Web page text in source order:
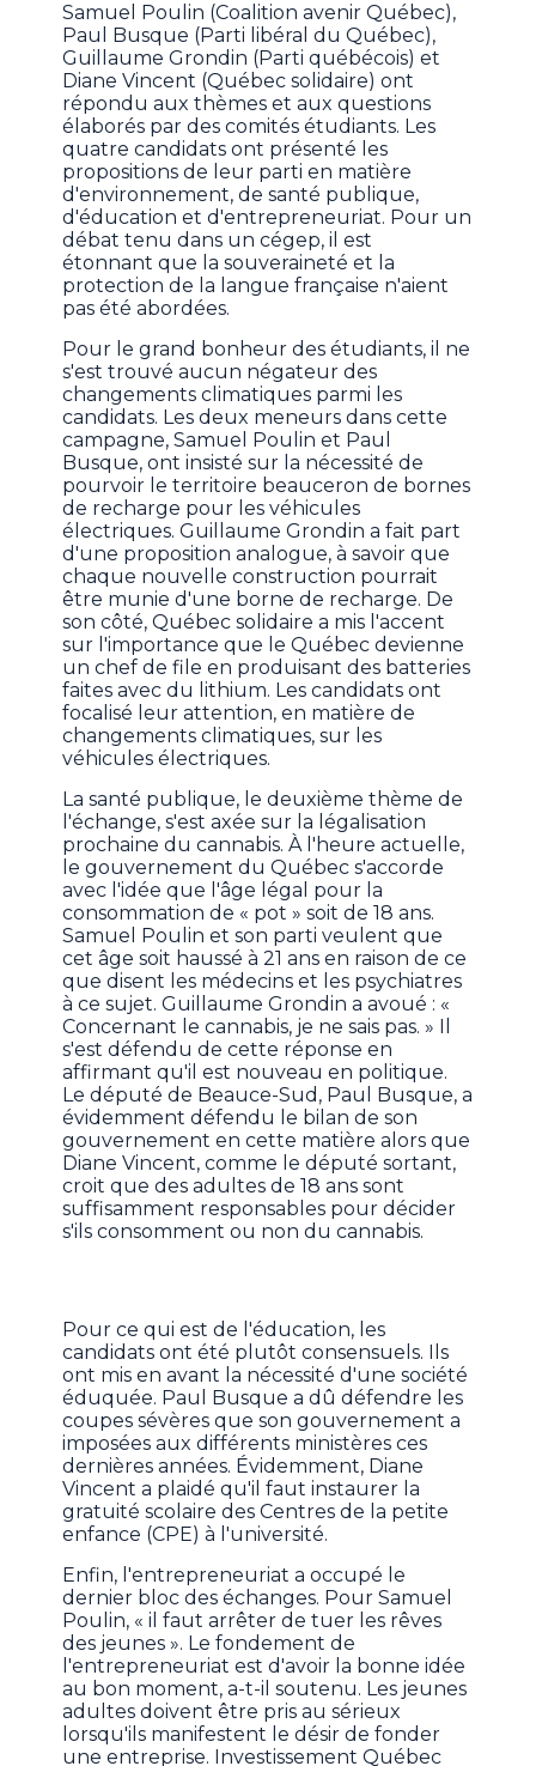
Samuel Poulin (Coalition avenir Québec),
Paul Busque (Parti libéral du Québec),
Guillaume Grondin (Parti québécois) et
Diane Vincent (Québec solidaire) ont
répondu aux thèmes et aux questions
élaborés par des comités étudiants. Les
quatre candidats ont présenté les
propositions de leur parti en matière
d'environnement, de santé publique,
d'éducation et d'entrepreneuriat. Pour un
débat tenu dans un cégep, il est
étonnant que la souveraineté et la
protection de la langue française n'aient
pas été abordées.
Pour le grand bonheur des étudiants, il ne
s'est trouvé aucun négateur des
changements climatiques parmi les
candidats. Les deux meneurs dans cette
campagne, Samuel Poulin et Paul
Busque, ont insisté sur la nécessité de
pourvoir le territoire beauceron de bornes
de recharge pour les véhicules
électriques. Guillaume Grondin a fait part
d'une proposition analogue, à savoir que
chaque nouvelle construction pourrait
être munie d'une borne de recharge. De
son côté, Québec solidaire a mis l'accent
sur l'importance que le Québec devienne
un chef de file en produisant des batteries
faites avec du lithium. Les candidats ont
focalisé leur attention, en matière de
changements climatiques, sur les
véhicules électriques.
La santé publique, le deuxième thème de
l'échange, s'est axée sur la légalisation
prochaine du cannabis. À l'heure actuelle,
le gouvernement du Québec s'accorde
avec l'idée que l'âge légal pour la
consommation de « pot » soit de 18 ans.
Samuel Poulin et son parti veulent que
cet âge soit haussé à 21 ans en raison de ce
que disent les médecins et les psychiatres
à ce sujet. Guillaume Grondin a avoué : «
Concernant le cannabis, je ne sais pas. » Il
s'est défendu de cette réponse en
affirmant qu'il est nouveau en politique.
Le député de Beauce-Sud, Paul Busque, a
évidemment défendu le bilan de son
gouvernement en cette matière alors que
Diane Vincent, comme le député sortant,
croit que des adultes de 18 ans sont
suffisamment responsables pour décider
s'ils consomment ou non du cannabis.
Pour ce qui est de l'éducation, les
candidats ont été plutôt consensuels. Ils
ont mis en avant la nécessité d'une société
éduquée. Paul Busque a dû défendre les
coupes sévères que son gouvernement a
imposées aux différents ministères ces
dernières années. Évidemment, Diane
Vincent a plaidé qu'il faut instaurer la
gratuité scolaire des Centres de la petite
enfance (CPE) à l'université.
Enfin, l'entrepreneuriat a occupé le
dernier bloc des échanges. Pour Samuel
Poulin, « il faut arrêter de tuer les rêves
des jeunes ». Le fondement de
l'entrepreneuriat est d'avoir la bonne idée
au bon moment, a-t-il soutenu. Les jeunes
adultes doivent être pris au sérieux
lorsqu'ils manifestent le désir de fonder
une entreprise. Investissement Québec